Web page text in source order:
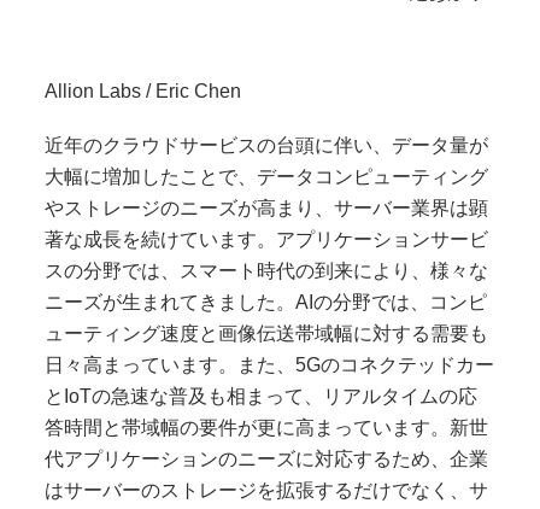
Allion Labs / Eric Chen
近年のクラウドサービスの台頭に伴い、データ量が
大幅に増加したことで、データコンピューティング
やストレージのニーズが高まり、サーバー業界は顕
著な成長を続けています。アプリケーションサービ
スの分野では、スマート時代の到来により、様々な
ニーズが生まれてきました。AIの分野では、コンピ
ューティング速度と画像伝送帯域幅に対する需要も
日々高まっています。また、5Gのコネクテッドカー
とIoTの急速な普及も相まって、リアルタイムの応
答時間と帯域幅の要件が更に高まっています。新世
代アプリケーションのニーズに対応するため、企業
はサーバーのストレージを拡張するだけでなく、サ